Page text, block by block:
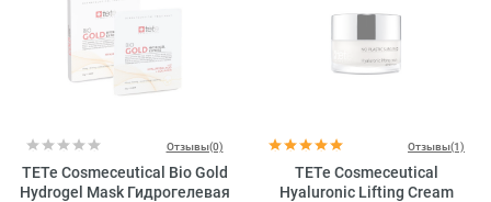
Отзывы(0)
TETe Cosmeceutical Bio Gold
Hydrogel Mask Гидрогелевая
Отзывы(1)
TETe Cosmeceutical
Hyaluronic Lifting Cream